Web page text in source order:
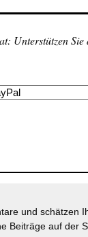
Unterstützen Sie
und schätzen
Beiträge auf der